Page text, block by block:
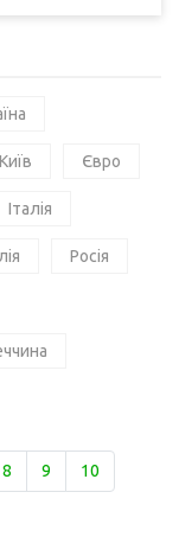
Київ Євро
Італія
Росія
8 9 10